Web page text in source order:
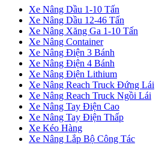
Xe Nâng Dầu 1-10 Tấn
Xe Nâng Dầu 12-46 Tấn
Xe Nâng Xăng Ga 1-10 Tấn
Xe Nâng Container
Xe Nâng Điện 3 Bánh
Xe Nâng Điện 4 Bánh
Xe Nâng Điện Lithium
Xe Nâng Reach Truck Đứng Lái
Xe Nâng Reach Truck Ngồi Lái
Xe Nâng Tay Điện Cao
Xe Nâng Tay Điện Thấp
Xe Kéo Hàng
Xe Nâng Lắp Bộ Công Tác